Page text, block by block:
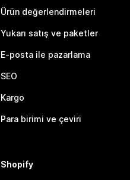
Ürün değerlendirmeleri
Yukarı satış ve paketler
E-posta ile pazarlama
SEO
Kargo
Para birimi ve çeviri
Shopify